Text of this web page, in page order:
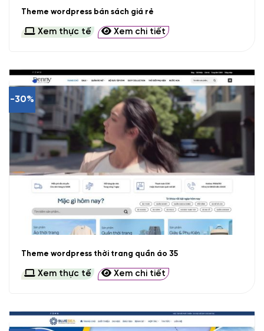
Theme wordpress bán sách giá rẻ
Xem thực tế Xem chi tiết
-30%
Theme wordpress thời trang quần áo 35
Xem thực tế Xem chi tiết